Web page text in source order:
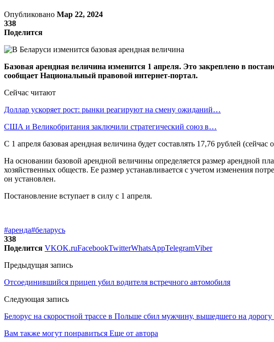
Опубликовано Мар 22, 2024
338
Поделится
Базовая арендная величина изменится 1 апреля. Это закреплено в
сообщает Национальный правовой интернет-портал.
Сейчас читают
Доллар ускоряет рост: рынки реагируют на смену ожиданий…
США и Великобритания заключили стратегический союз в…
С 1 апреля базовая арендная величина будет составлять 17,76 рублей (сейчас
На основании базовой арендной величины определяется размер арендной
хозяйственных обществ. Ее размер устанавливается с учетом изменения
он установлен.
Постановление вступает в силу с 1 апреля.
#аренда#беларусь
338
Поделится VKOK.ruFacebookTwitterWhatsAppTelegramViber
Предыдущая запись
Отсоединившийся прицеп убил водителя встречного автомобиля
Следующая запись
Белорус на скоростной трассе в Польше сбил мужчину, вышедшего на дорогу
Вам также могут понравиться Еще от автора